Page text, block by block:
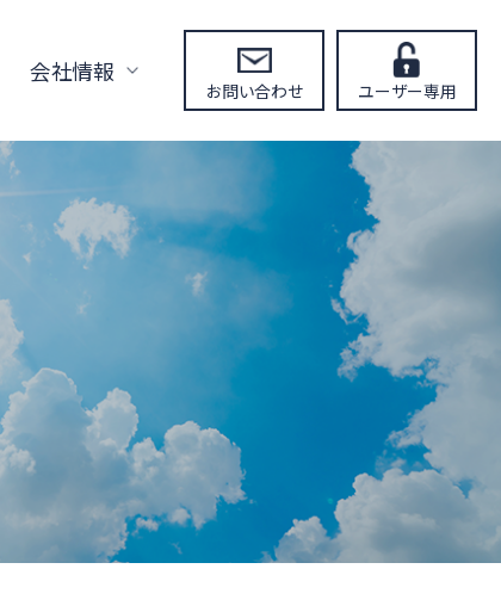
会社情報
お問い合わせ ユーザー専用